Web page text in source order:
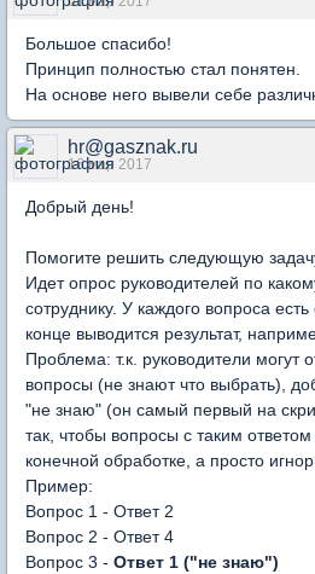
Большое спасибо!
Принцип полностью стал понятен.
На основе него вывели себе
hr@gasznak.ru
16 мар 2017
Добрый день!
Помогите решить следующую
Идет опрос руководителей по
сотруднику. У каждого вопроса
конце выводится результат,
Проблема: т.к. руководители могут
вопросы (не знают что выбрать),
"не знаю" (он самый первый на
так, чтобы вопросы с таким
конечной обработке, а просто
Пример:
Вопрос 1 - Ответ 2
Вопрос 2 - Ответ 4
Вопрос 3 - Ответ 1 ("не знаю")